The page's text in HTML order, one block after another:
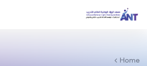
Home